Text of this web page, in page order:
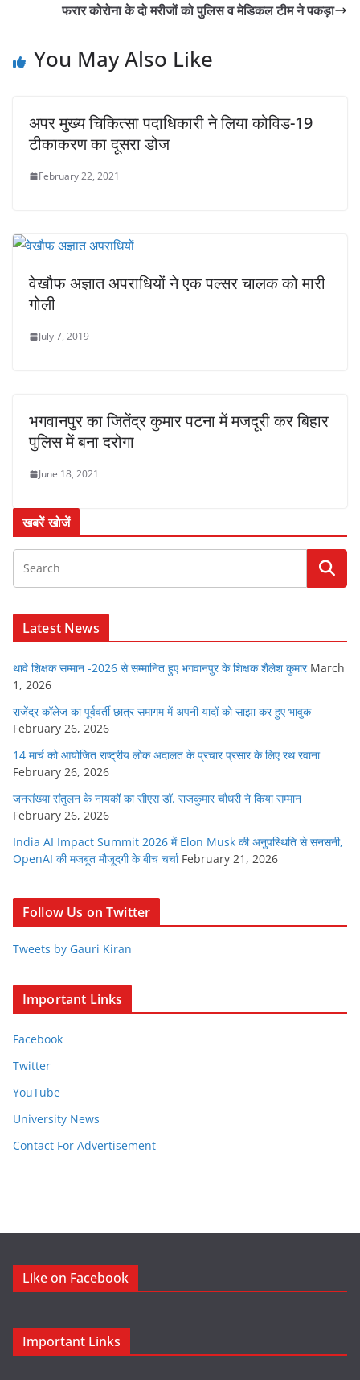
p o
k
n
फरार कोरोना के दो मरीजों को पुलिस व मेडिकल टीम ने पकड़ा
You May Also Like
अपर मुख्य चिकित्सा पदाधिकारी ने लिया कोविड-19
टीकाकरण का दूसरा डोज
February 22, 2021
वेखौफ अज्ञात अपराधियों ने एक पल्सर चालक को मारी
गोली
July 7, 2019
भगवानपुर का जितेंद्र कुमार पटना में मजदूरी कर बिहार
पुलिस में बना दरोगा
June 18, 2021
खबरें खोजें
Latest News
थावे शिक्षक सम्मान -2026 से सम्मानित हुए भगवानपुर के शिक्षक शैलेश कुमार March
1, 2026
राजेंद्र कॉलेज का पूर्ववर्ती छात्र समागम में अपनी यादों को साझा कर हुए भावुक
February 26, 2026
14 मार्च को आयोजित राष्ट्रीय लोक अदालत के प्रचार प्रसार के लिए रथ रवाना
February 26, 2026
जनसंख्या संतुलन के नायकों का सीएस डॉ. राजकुमार चौधरी ने किया सम्मान
February 26, 2026
India AI Impact Summit 2026 में Elon Musk की अनुपस्थिति से सनसनी,
OpenAI की मजबूत मौजूदगी के बीच चर्चा February 21, 2026
Follow Us on Twitter
Tweets by Gauri Kiran
Important Links
Facebook
Twitter
YouTube
University News
Contact For Advertisement
Like on Facebook
Important Links